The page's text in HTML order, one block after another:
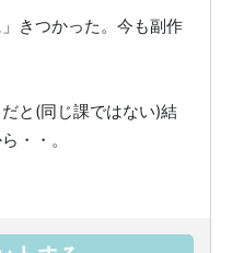
きつかった。今も副作
と(同じ課ではない)結
・・。